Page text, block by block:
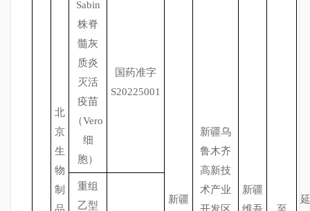
北
京
生
物
制
Sabin
株脊
髓灰
质炎
灭活
疫苗
（Vero
细
胞）
国药准字
S20225001
新疆
新疆乌
鲁木齐
高新技
术产业
新疆
延
重组
乙型